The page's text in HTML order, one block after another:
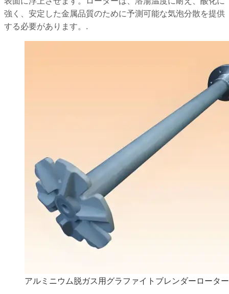
強く、安定した金属品質のために予測可能な気泡分散を提供
する必要があります。.
アルミニウム脱ガス用グラファイトブレンダーローター